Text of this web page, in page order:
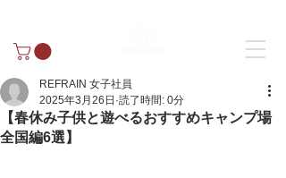
【春休み子供と遊べるおすすめキャンプ場
全国編6選】
REFRAIN 女子社員
2025年3月26日 読了時間: 0分